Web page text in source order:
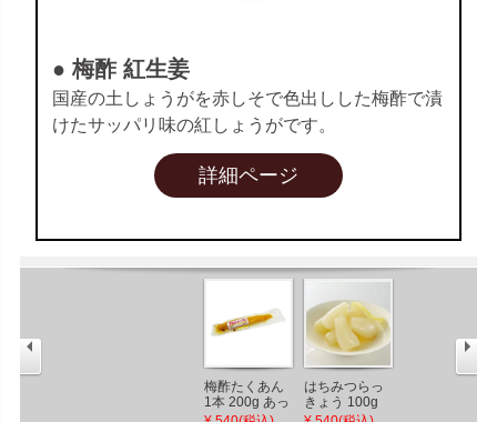
● 梅酢 紅生姜
国産の土しょうがを赤しそで色出しした梅酢で漬
けたサッパリ味の紅しょうがです。
詳細ページ
梅酢たくあん
1本 200g あっ
さり味でパリ
はちみつらっ
きょう 100g
化粧箱付き 蜂